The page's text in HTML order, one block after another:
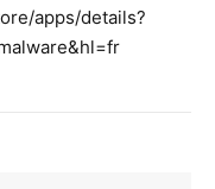
apps/details?